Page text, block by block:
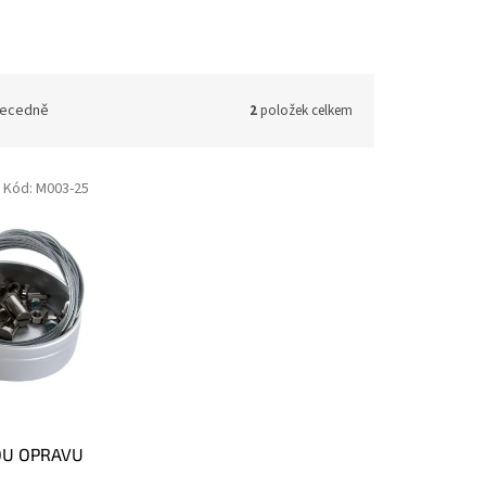
2položek celkem
OPRAVU
Kód:M003-25